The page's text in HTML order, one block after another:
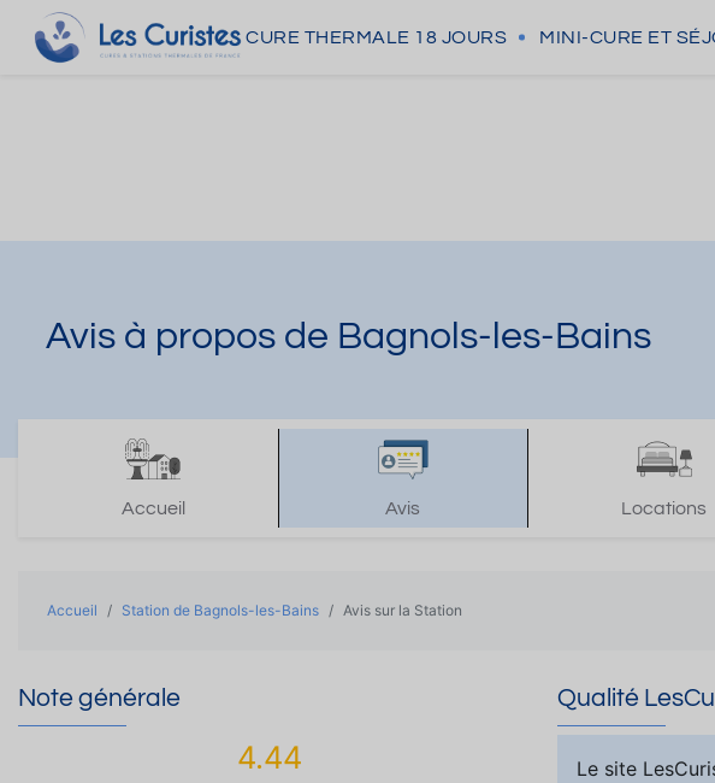
CURE THERMALE 18 JOURS MINI-CURE ET
Avis à propos de Bagnols-les-Bains
Accueil Avis Locations
Accueil Station de Bagnols-les-Bains Avis sur la Station
Note générale
4.44
Qualité
Le site